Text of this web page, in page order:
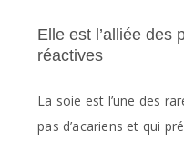
Elle est l’alliée des
réactives
La soie est l’une des
pas d’acariens et qui